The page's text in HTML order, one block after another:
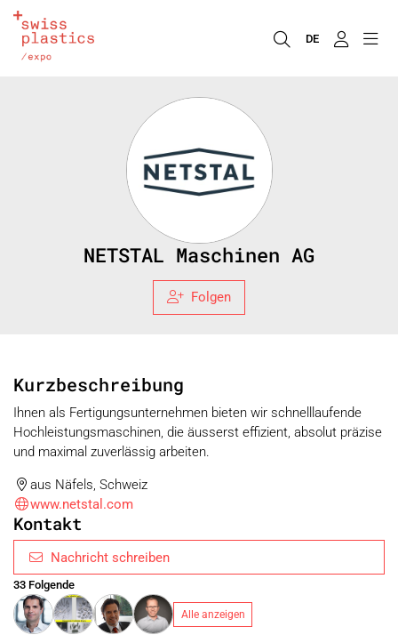
DE
NETSTAL Maschinen AG
Folgen
Kurzbeschreibung
Ihnen als Fertigungsunternehmen bieten wir schnelllaufende
Hochleistungsmaschinen, die äusserst effizient, absolut präzise
und maximal zuverlässig arbeiten.
aus Näfels, Schweiz
www.netstal.com
Kontakt
Nachricht schreiben
33 Folgende
Alle anzeigen